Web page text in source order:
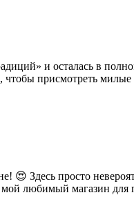
и осталась в
чтобы присмотреть
😍 Здесь просто
любимый магазин для